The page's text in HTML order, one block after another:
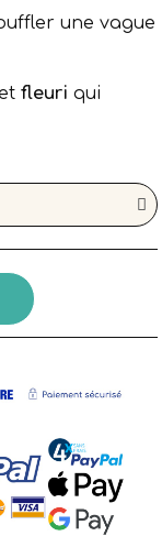
une vague
fleuri qui